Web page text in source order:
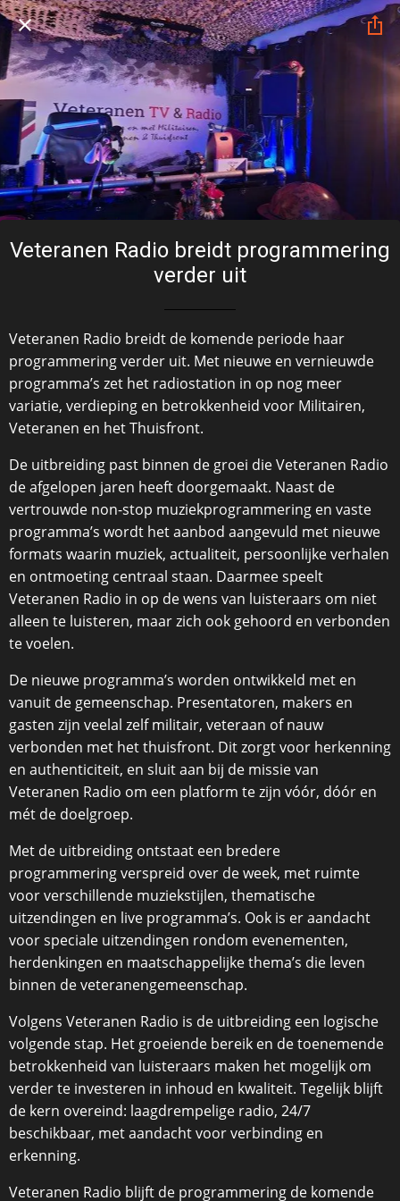
Veteranen Radio breidt programmering
verder uit
Veteranen Radio breidt de komende periode haar
programmering verder uit. Met nieuwe en vernieuwde
programma’s zet het radiostation in op nog meer
variatie, verdieping en betrokkenheid voor Militairen,
Veteranen en het Thuisfront.
De uitbreiding past binnen de groei die Veteranen Radio
de afgelopen jaren heeft doorgemaakt. Naast de
vertrouwde non-stop muziekprogrammering en vaste
programma’s wordt het aanbod aangevuld met nieuwe
formats waarin muziek, actualiteit, persoonlijke verhalen
en ontmoeting centraal staan. Daarmee speelt
Veteranen Radio in op de wens van luisteraars om niet
alleen te luisteren, maar zich ook gehoord en verbonden
te voelen.
De nieuwe programma’s worden ontwikkeld met en
vanuit de gemeenschap. Presentatoren, makers en
gasten zijn veelal zelf militair, veteraan of nauw
verbonden met het thuisfront. Dit zorgt voor herkenning
en authenticiteit, en sluit aan bij de missie van
Veteranen Radio om een platform te zijn vóór, dóór en
mét de doelgroep.
Met de uitbreiding ontstaat een bredere
programmering verspreid over de week, met ruimte
voor verschillende muziekstijlen, thematische
uitzendingen en live programma’s. Ook is er aandacht
voor speciale uitzendingen rondom evenementen,
herdenkingen en maatschappelijke thema’s die leven
binnen de veteranengemeenschap.
Volgens Veteranen Radio is de uitbreiding een logische
volgende stap. Het groeiende bereik en de toenemende
betrokkenheid van luisteraars maken het mogelijk om
verder te investeren in inhoud en kwaliteit. Tegelijk blijft
de kern overeind: laagdrempelige radio, 24/7
beschikbaar, met aandacht voor verbinding en
erkenning.
Veteranen Radio blijft de programmering de komende